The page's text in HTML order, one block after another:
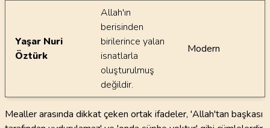
Yaşar Nuri
Öztürk
Allah'ın
berisinden
birilerince yalan
isnatlarla
oluşturulmuş
değildir.
Modern
Mealler arasında dikkat çeken ortak ifadeler, 'Allah'tan başkası